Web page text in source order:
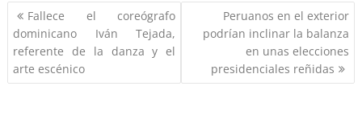
Fallece el coreógrafo
dominicano Iván Tejada,
referente de la danza y el
arte escénico
Peruanos en el exterior
podrían inclinar la balanza
en unas elecciones
presidenciales reñidas